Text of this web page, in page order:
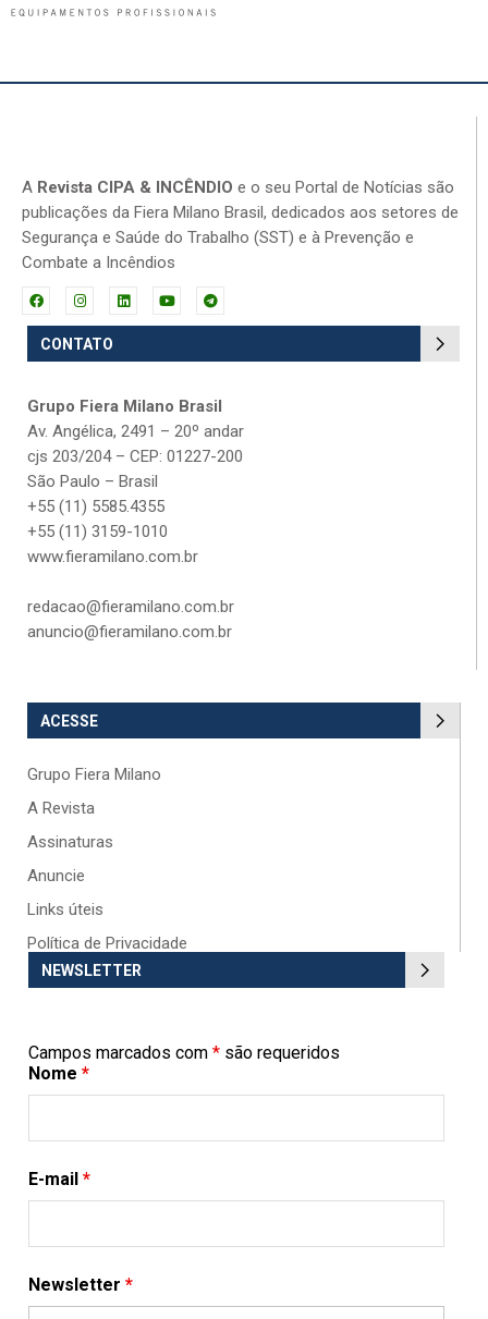
A Revista CIPA & INCÊNDIO e o seu Portal de Notícias são
publicações da Fiera Milano Brasil, dedicados aos setores de
Segurança e Saúde do Trabalho (SST) e à Prevenção e
Combate a Incêndios
CONTATO
Grupo Fiera Milano Brasil
Av. Angélica, 2491 – 20º andar
cjs 203/204 – CEP: 01227-200
São Paulo – Brasil
+55 (11) 5585.4355
+55 (11) 3159-1010
www.fieramilano.com.br
redacao@fieramilano.com.br
anuncio@fieramilano.com.br
ACESSE
Grupo Fiera Milano
A Revista
Assinaturas
Anuncie
Links úteis
Política de Privacidade
NEWSLETTER
Campos marcados com * são requeridos
Nome *
E-mail *
Newsletter *